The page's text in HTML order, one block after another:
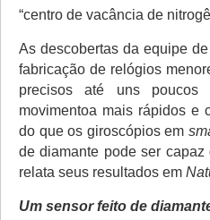
“centro de vacância de
As descobertas da equipe
fabricação de relógios
precisos até uns poucos
movimentoa mais rápidos e
do que os giroscópios em
de diamante pode ser
relata seus resultados em
Um sensor feito de